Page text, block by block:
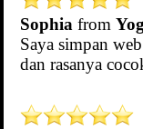
Sophia from
Saya simpan
dan rasanya